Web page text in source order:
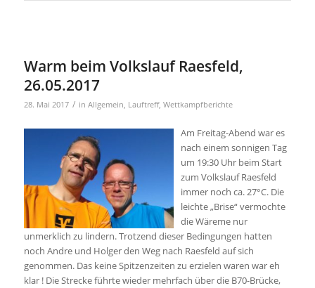
Warm beim Volkslauf Raesfeld,
26.05.2017
28. Mai 2017 / in Allgemein, Lauftreff, Wettkampfberichte
Am Freitag-Abend war es
nach einem sonnigen Tag
um 19:30 Uhr beim Start
zum Volkslauf Raesfeld
immer noch ca. 27°C. Die
leichte „Brise“ vermochte
die Wäreme nur
unmerklich zu lindern. Trotzend dieser Bedingungen hatten
noch Andre und Holger den Weg nach Raesfeld auf sich
genommen. Das keine Spitzenzeiten zu erzielen waren war eh
klar ! Die Strecke führte wieder mehrfach über die B70-Brücke,